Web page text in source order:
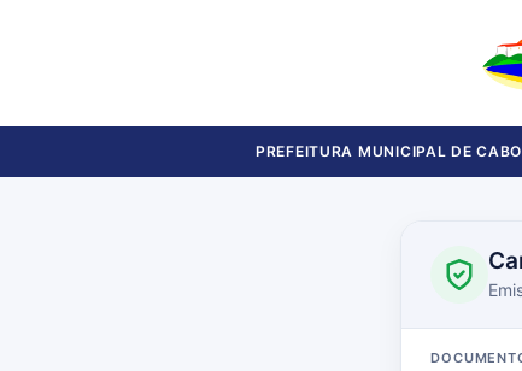
PREFEITURA MUNICIPAL DE